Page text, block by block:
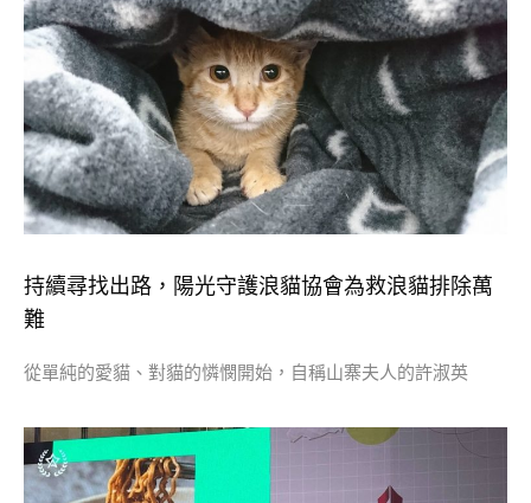
持續尋找出路，陽光守護浪貓協會為救浪貓排除萬
難
從單純的愛貓、對貓的憐憫開始，自稱山寨夫人的許淑英